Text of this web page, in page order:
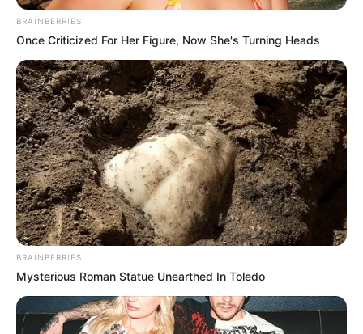
BRAINBERRIES
Once Criticized For Her Figure, Now She's Turning Heads
BRAINBERRIES
Mysterious Roman Statue Unearthed In Toledo